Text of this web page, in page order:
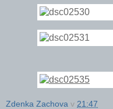
Zdenka Zachova v 21:47